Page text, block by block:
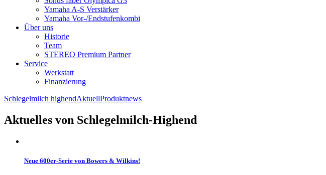
Yamaha A-S Verstärker
Yamaha Vor-/Endstufenkombi
Über uns
Historie
Team
STEREO Premium Partner
Service
Werkstatt
Finanzierung
Schlegelmilch highendAktuellProduktnews
Aktuelles von Schlegelmilch-Highend
Neue 600er-Serie von Bowers & Wilkins!